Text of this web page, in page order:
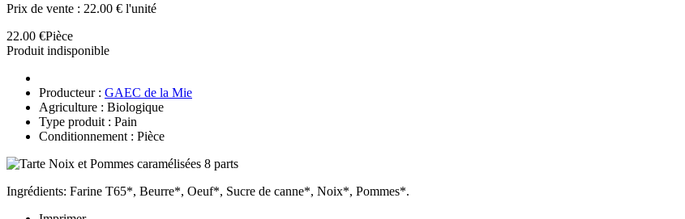
Prix de vente : 22.00 € l'unité
22.00 €Pièce
Produit indisponible
Producteur : GAEC de la Mie
Agriculture : Biologique
Type produit : Pain
Conditionnement : Pièce
Ingrédients: Farine T65*, Beurre*, Oeuf*, Sucre de canne*, Noix*, Pommes*.